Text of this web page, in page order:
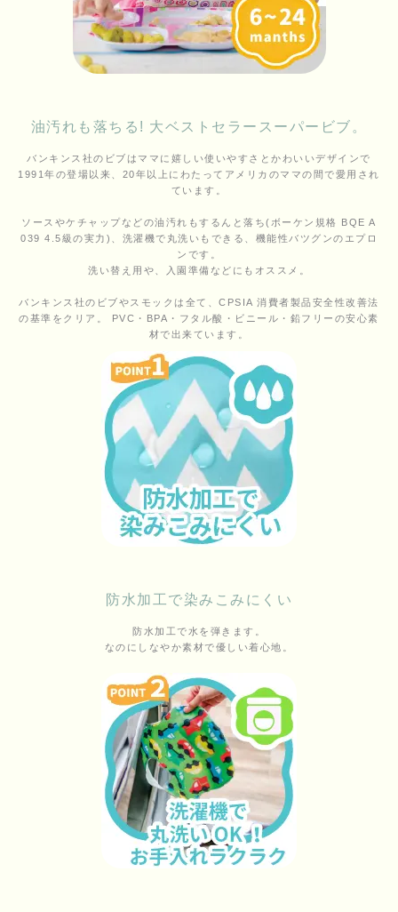
油汚れも落ちる! 大ベストセラースーパービブ。
バンキンス社のビブはママに嬉しい使いやすさとかわいいデザインで
1991年の登場以来、20年以上にわたってアメリカのママの間で愛用され
ています。
ソースやケチャップなどの油汚れもするんと落ち(ボーケン規格 BQE A
039 4.5級の実力)、洗濯機で丸洗いもできる、機能性バツグンのエプロ
ンです。
洗い替え用や、入園準備などにもオススメ。
バンキンス社のビブやスモックは全て、CPSIA 消費者製品安全性改善法
の基準をクリア。 PVC・BPA・フタル酸・ビニール・鉛フリーの安心素
材で出来ています。
防水加工で染みこみにくい
防水加工で水を弾きます。
なのにしなやか素材で優しい着心地。